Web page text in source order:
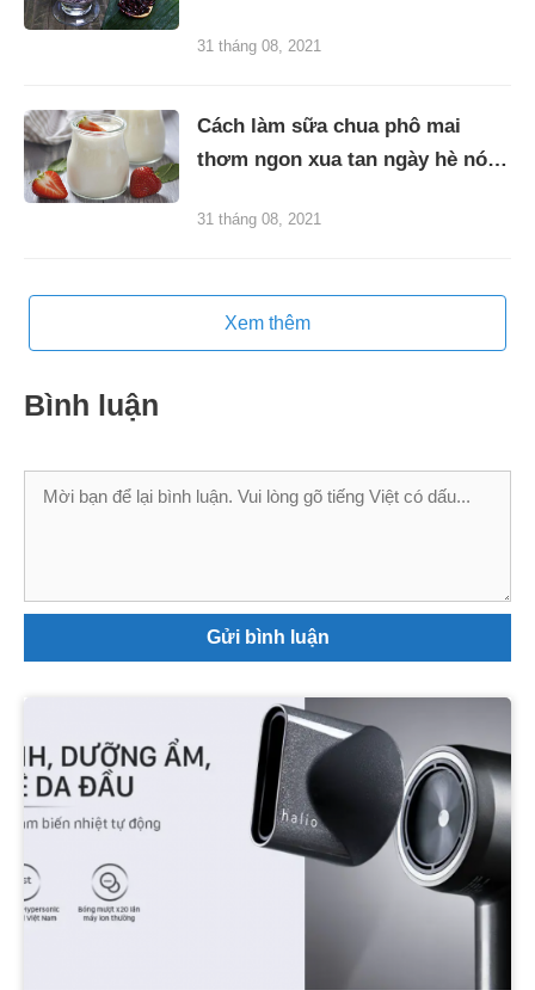
31 tháng 08, 2021
Cách làm sữa chua phô mai
thơm ngon xua tan ngày hè nóng
31 tháng 08, 2021
Xem thêm
Bình luận
Bình